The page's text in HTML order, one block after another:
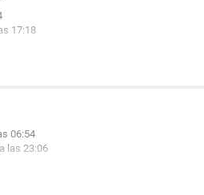
17:18
06:54
las 23:06